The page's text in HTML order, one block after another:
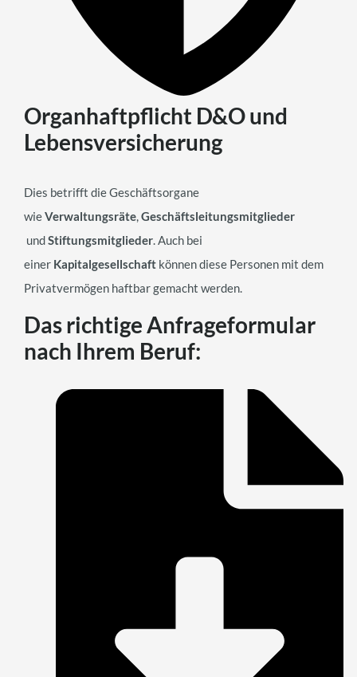
Organhaftpflicht D&O und
Lebensversicherung
Dies betrifft die Geschäftsorgane
wieVerwaltungsräte,Geschäftsleitungsmitglieder
undStiftungsmitglieder. Auch bei
einer Kapitalgesellschaft können diese Personen mit dem
Privatvermögen haftbar gemacht werden.
Das richtige Anfrageformular
nach Ihrem Beruf: